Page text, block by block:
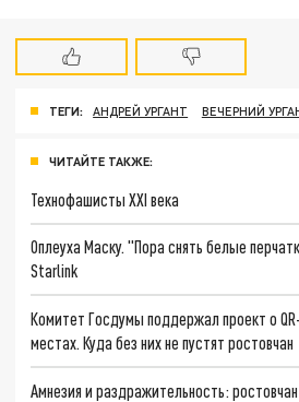
ТЕГИ: АНДРЕЙ УРГАНТ ВЕЧЕРНИЙ
ЧИТАЙТЕ ТАКЖЕ:
Технофашисты XXI века
Оплеуха Маску. "Пора снять белые
Starlink
Комитет Госдумы поддержал проект о
местах. Куда без них не пустят ростовчан
Амнезия и раздражительность: